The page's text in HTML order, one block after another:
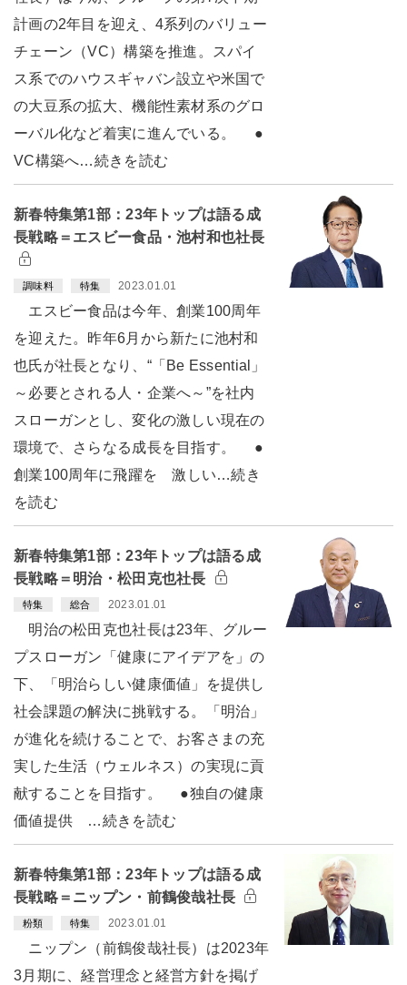
計画の2年目を迎え、4系列のバリュー
チェーン（VC）構築を推進。スパイ
ス系でのハウスギャバン設立や米国で
の大豆系の拡大、機能性素材系のグロ
ーバル化など着実に進んでいる。 ●
VC構築へ…続きを読む
新春特集第1部：23年トップは語る成
長戦略＝エスビー食品・池村和也社長
調味料 特集 2023.01.01
エスビー食品は今年、創業100周年
を迎えた。昨年6月から新たに池村和
也氏が社長となり、“「Be Essential」
～必要とされる人・企業へ～”を社内
スローガンとし、変化の激しい現在の
環境で、さらなる成長を目指す。 ●
創業100周年に飛躍を 激しい…続き
を読む
新春特集第1部：23年トップは語る成
長戦略＝明治・松田克也社長
特集 総合 2023.01.01
明治の松田克也社長は23年、グルー
プスローガン「健康にアイデアを」の
下、「明治らしい健康価値」を提供し
社会課題の解決に挑戦する。「明治」
が進化を続けることで、お客さまの充
実した生活（ウェルネス）の実現に貢
献することを目指す。 ●独自の健康
価値提供 …続きを読む
新春特集第1部：23年トップは語る成
長戦略＝ニップン・前鶴俊哉社長
粉類 特集 2023.01.01
ニップン（前鶴俊哉社長）は2023年
3月期に、経営理念と経営方針を掲げ